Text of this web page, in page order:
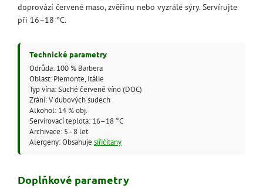
doprovází červené maso, zvěřinu nebo vyzrálé sýry. Servírujte
při 16–18 °C.
Technické parametry
Odrůda: 100 % Barbera
Oblast: Piemonte, Itálie
Typ vína: Suché červené víno (DOC)
Zrání: V dubových sudech
Alkohol: 14 % obj.
Servírovací teplota: 16–18 °C
Archivace: 5–8 let
Alergeny: Obsahuje siřičitany
Doplňkové parametry